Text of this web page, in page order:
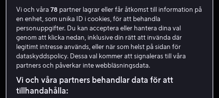
Vi och våra78 partner lagrar eller får åtkomst till information på
en enhet, som unika ID i cookies, för att behandla
personuppgifter. Du kan acceptera eller hantera dina val
genom att klicka nedan, inklusive din rätt att invända där
legitimt intresse används, eller när som helst på sidan för
dataskyddspolicy. Dessa val kommer att signaleras till våra
partners och påverkar inte webbläsningsdata.
Vi och våra partners behandlar data för att
tillhandahålla: